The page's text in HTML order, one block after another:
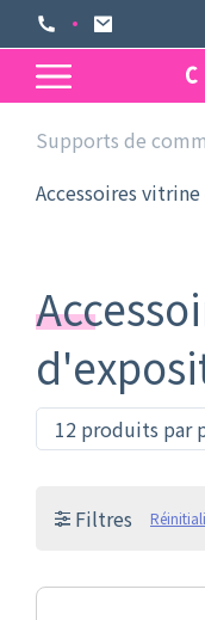
Supports de
Accessoires
Filtres